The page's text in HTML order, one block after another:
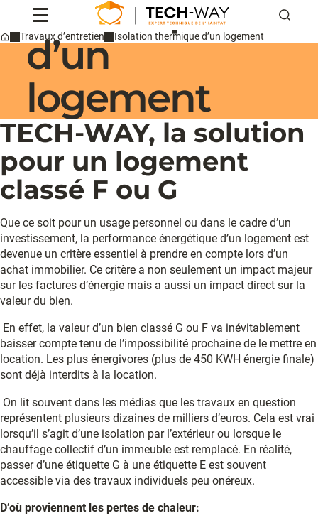
Conseils & actus
Qui sommes-nous ?
Contact
Devis
Travaux d’entretien Isolation thermique d’un logement
thermique
d’un
logement
TECH-WAY, la solution
pour un logement
classé F ou G
Que ce soit pour un usage personnel ou dans le cadre d’un
investissement, la performance énergétique d’un logement est
devenue un critère essentiel à prendre en compte lors d’un
achat immobilier. Ce critère a non seulement un impact majeur
sur les factures d’énergie mais a aussi un impact direct sur la
valeur du bien.
En effet, la valeur d’un bien classé G ou F va inévitablement
baisser compte tenu de l’impossibilité prochaine de le mettre en
location. Les plus énergivores (plus de 450 KWH énergie finale)
sont déjà interdits à la location.
On lit souvent dans les médias que les travaux en question
représentent plusieurs dizaines de milliers d’euros. Cela est vrai
lorsqu’il s’agit d’une isolation par l’extérieur ou lorsque le
chauffage collectif d’un immeuble est remplacé. En réalité,
passer d’une étiquette G à une étiquette E est souvent
accessible via des travaux individuels peu onéreux.
D’où proviennent les pertes de chaleur: